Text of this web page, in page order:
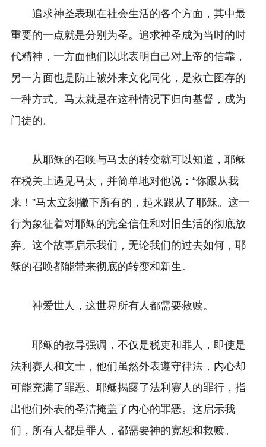
追求神圣表现在社会生活的各个方面，其中最
重要的一点就是分别为圣。 追求神圣成为当时的时
代精神，一方面他们以此表明自己对上帝的信靠，
另一方面也是防止被外来文化同化，是救亡图存的
一种方式。 马太就是在这种情况下归向基督，成为
门徒的。
从耶稣的召唤与马太的转变就可以知道，耶稣
在税关上遇见马太，并简单地对他说：“你跟从我
来！”马太立刻撇下所有的，起来跟从了耶稣。这一
行为象征着对耶稣的完全信任和对旧生活的彻底放
弃。这个故事启示我们，无论我们的过去如何，耶
稣的召唤都能带来彻底的转变和新生。
神爱世人，这世界所有人都需要救赎。
耶稣的教导强调，不仅是税吏和罪人，即使是
法利赛人和文士，他们虽然外表遵守律法，内心却
可能充满了罪恶。耶稣揭露了法利赛人的罪行，指
出他们外表的圣洁掩盖了内心的罪恶。这启示我
们，所有人都是罪人，都需要神的宽恕和救赎。